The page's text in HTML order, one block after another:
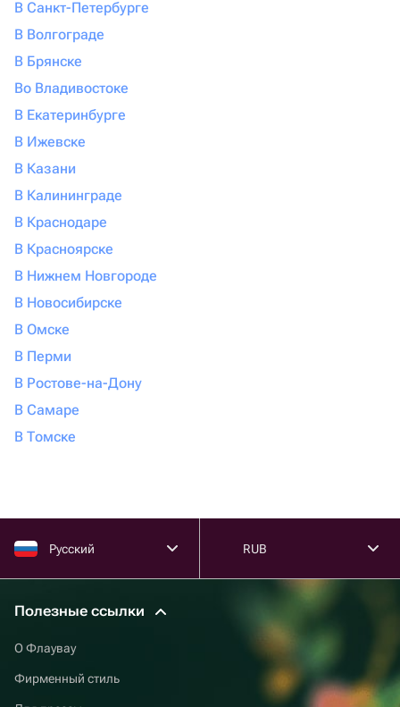
В Санкт-Петербурге
В Волгограде
В Брянске
Во Владивостоке
В Екатеринбурге
В Ижевске
В Казани
В Калининграде
В Краснодаре
В Красноярске
В Нижнем Новгороде
В Новосибирске
В Омске
В Перми
В Ростове-на-Дону
В Самаре
В Томске
Русский RUB
Полезные ссылки
О Флаувау
Фирменный стиль